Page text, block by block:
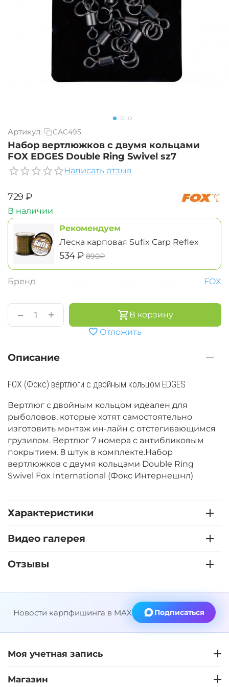
Артикул: CAC495
Набор вертлюжков с двумя кольцами
FOX EDGES Double Ring Swivel sz7
Написать отзыв
‍729‍ ₽
В наличии
Рекомендуем
Леска карповая Sufix Carp Reflex
‍534‍₽ ‍890‍₽
Бренд FOX
+
−
В корзину
Отложить
Описание
FOX (Фокс) вертлюги с двойным кольцом EDGES
Вертлюг с двойным кольцом идеален для
рыболовов, которые хотят самостоятельно
изготовить монтаж ин-лайн с отстегивающимся
грузилом. Вертлюг 7 номера с антибликовым
покрытием. 8 штук в комплекте.Набор
вертлюжков с двумя кольцами Double Ring
Swivel Fox International (Фокс Интернешнл)
Характеристики
Видео галерея
Отзывы
Новости карпфишинга в MAX Подписаться
Моя учетная запись
Магазин